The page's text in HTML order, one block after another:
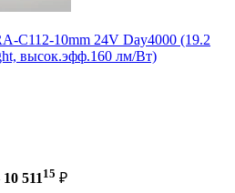
C112-10mm 24V Day4000 (19.2
высок.эфф.160 лм/Вт)
10 51115 ₽